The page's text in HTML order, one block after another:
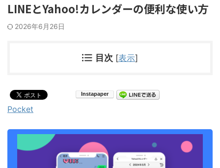
LINEとYahoo!カレンダーの便利な使い方
2026年6月26日
目次 [表示]
Pocket